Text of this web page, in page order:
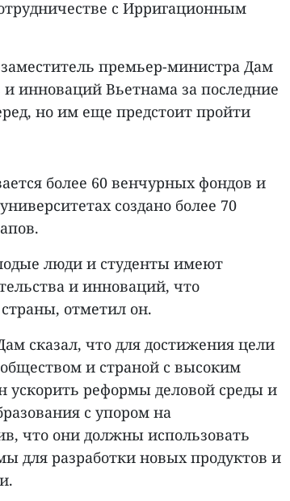
с Ирригационным
премьер-министра Дам
и инноваций Вьетнама за последние
но им еще предстоит пройти
более 60 венчурных фондов и
создано более 70
люди и студенты имеют
и инноваций, что
отметил он.
сказал, что для достижения цели
и страной с высоким
ускорить реформы деловой среды и
с упором на
что они должны использовать
для разработки новых продуктов и